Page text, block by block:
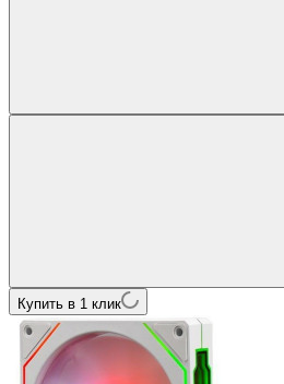
Купить в 1 клик